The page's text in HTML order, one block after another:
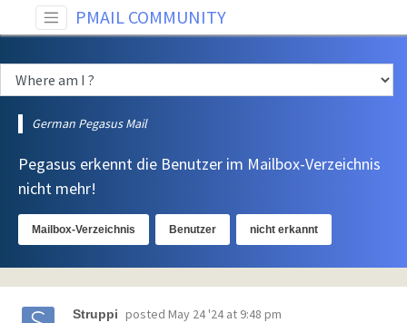
PMAIL COMMUNITY
German Pegasus Mail
Pegasus erkennt die Benutzer im Mailbox-Verzeichnis
nicht mehr!
Mailbox-Verzeichnis Benutzer nicht erkannt
Struppi posted May 24 '24 at 9:48 pm